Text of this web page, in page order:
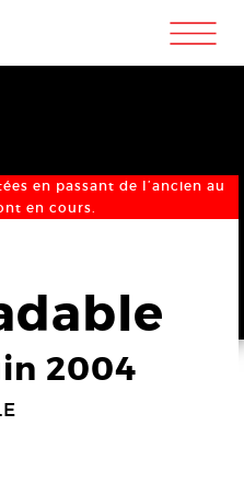
m
en passant de l’ancien au
en cours.
2004